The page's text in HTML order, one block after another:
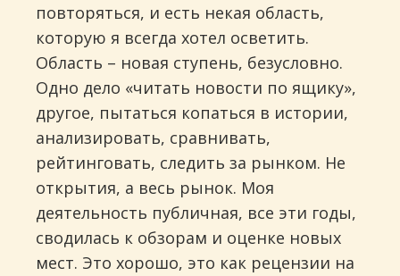
повторяться, и есть некая область,
которую я всегда хотел осветить.
Область – новая ступень, безусловно.
Одно дело «читать новости по ящику»,
другое, пытаться копаться в истории,
анализировать, сравнивать,
рейтинговать, следить за рынком. Не
открытия, а весь рынок. Моя
деятельность публичная, все эти годы,
сводилась к обзорам и оценке новых
мест. Это хорошо, это как рецензии на